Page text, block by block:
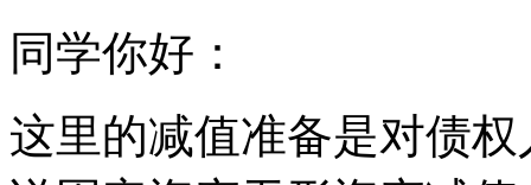
同学你好：
这里的减值准备是对债